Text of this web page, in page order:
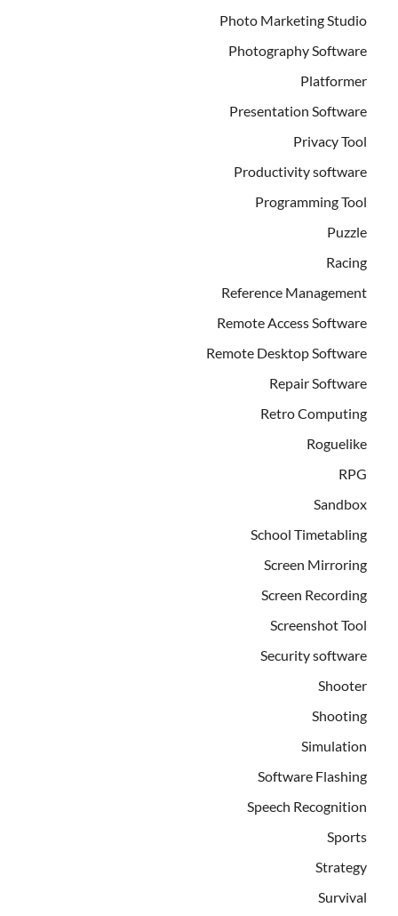
Photo Marketing Studio
Photography Software
Platformer
Presentation Software
Privacy Tool
Productivity software
Programming Tool
Puzzle
Racing
Reference Management
Remote Access Software
Remote Desktop Software
Repair Software
Retro Computing
Roguelike
RPG
Sandbox
School Timetabling
Screen Mirroring
Screen Recording
Screenshot Tool
Security software
Shooter
Shooting
Simulation
Software Flashing
Speech Recognition
Sports
Strategy
Survival